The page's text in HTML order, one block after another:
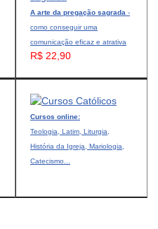
A arte da pregação sagrada -
como conseguir uma
comunicação eficaz e atrativa
R$ 22,90
Cursos online:
Teologia, Latim, Liturgia,
História da Igreja, Mariologia,
Catecismo...